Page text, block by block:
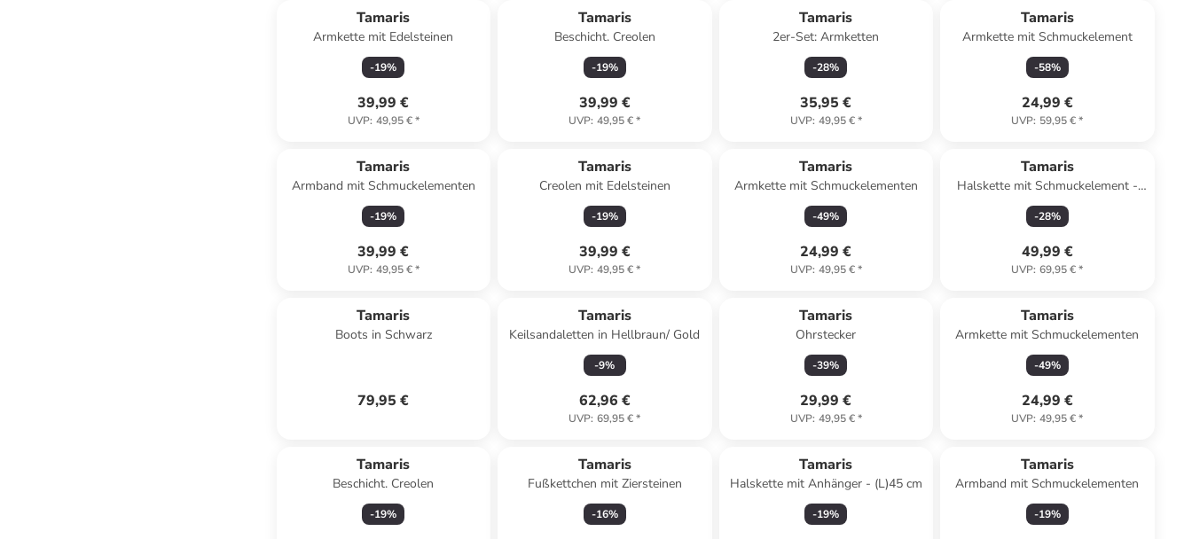
Tamaris
Armkette mit Edelsteinen
-19%
39,99 €
UVP: 49,95 €*
Tamaris
Beschicht. Creolen
-19%
39,99 €
UVP: 49,95 €*
Tamaris
2er-Set: Armketten
-28%
35,95 €
UVP: 49,95 €*
Tamaris
Armkette mit Schmuckelement
-58%
24,99 €
UVP: 59,95 €*
Tamaris
Armband mit Schmuckelementen
-19%
39,99 €
UVP: 49,95 €*
Tamaris
Creolen mit Edelsteinen
-19%
39,99 €
UVP: 49,95 €*
Tamaris
Armkette mit Schmuckelementen
-49%
24,99 €
UVP: 49,95 €*
Tamaris
Halskette mit Schmuckelement -
(L)45 cm
-28%
49,99 €
UVP: 69,95 €*
Tamaris
Boots in Schwarz
79,95 €
Tamaris
Keilsandaletten in Hellbraun/ Gold
-9%
62,96 €
UVP: 69,95 €*
Tamaris
Ohrstecker
-39%
29,99 €
UVP: 49,95 €*
Tamaris
Armkette mit Schmuckelementen
-49%
24,99 €
UVP: 49,95 €*
Tamaris
Beschicht. Creolen
-19%
Tamaris
Fußkettchen mit Ziersteinen
-16%
Tamaris
Halskette mit Anhänger - (L)45 cm
-19%
Tamaris
Armband mit Schmuckelementen
-19%